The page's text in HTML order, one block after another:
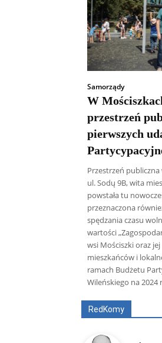
Samorządy
W
przestrzeń
pierwszych
Przestrzeń
ul. Sodų 9B, wita
powstała tu
przeznaczona
spędzania czasu
wartości
wsi Mościszki oraz
mieszkańców i
ramach Budżetu
Wileńskiego na 2024
RedKomy
Wszyscy